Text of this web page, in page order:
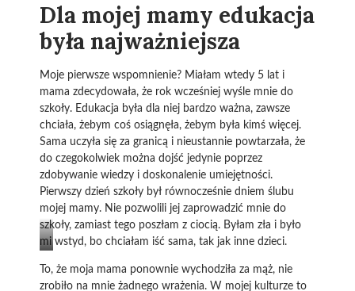
Dla mojej mamy edukacja
była najważniejsza
Moje pierwsze wspomnienie? Miałam wtedy 5 lat i
mama zdecydowała, że rok wcześniej wyśle mnie do
szkoły. Edukacja była dla niej bardzo ważna, zawsze
chciała, żebym coś osiągnęła, żebym była kimś więcej.
Sama uczyła się za granicą i nieustannie powtarzała, że
do czegokolwiek można dojść jedynie poprzez
zdobywanie wiedzy i doskonalenie umiejętności.
Pierwszy dzień szkoły był równocześnie dniem ślubu
mojej mamy. Nie pozwolili jej zaprowadzić mnie do
szkoły, zamiast tego poszłam z ciocią. Byłam zła i było
mi wstyd, bo chciałam iść sama, tak jak inne dzieci.
Vujnovac,
To, że moja mama ponownie wychodziła za mąż, nie
zrobiło na mnie żadnego wrażenia. W mojej kulturze to